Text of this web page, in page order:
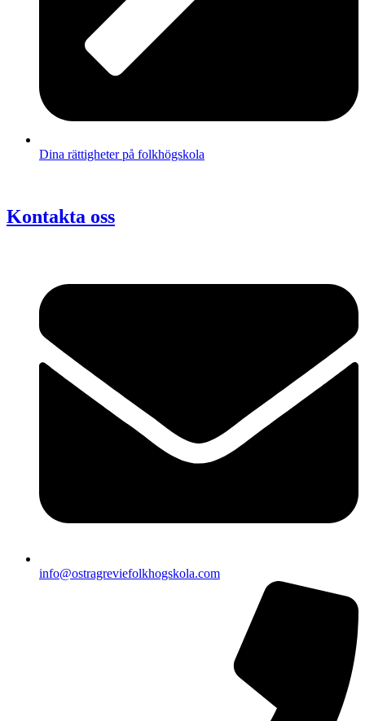
Dina rättigheter på folkhögskola
Kontakta oss
info@ostragreviefolkhogskola.com